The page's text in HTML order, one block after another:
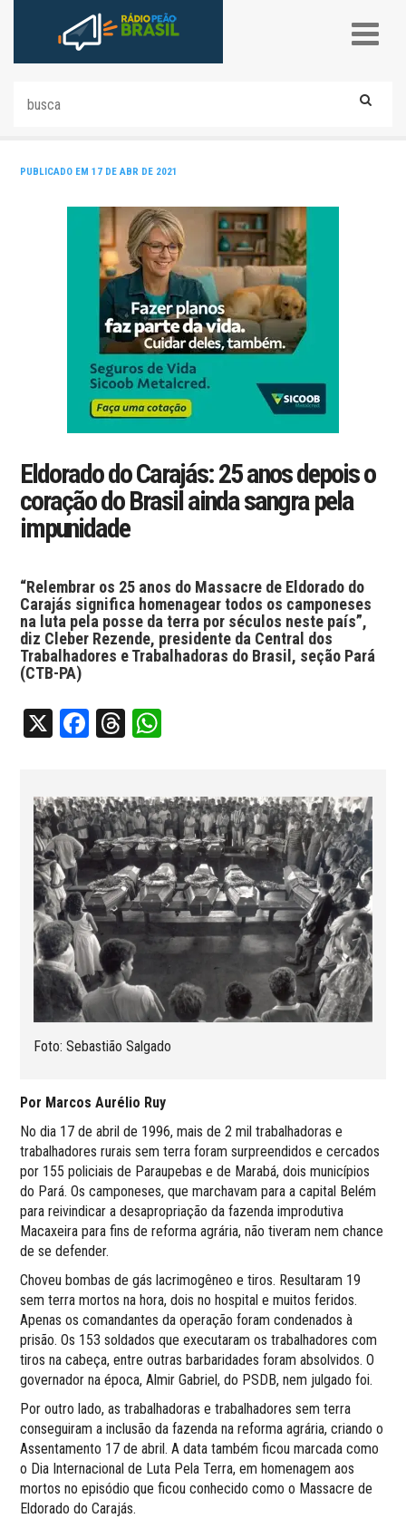
PUBLICADO EM 17 DE ABR DE 2021
Eldorado do Carajás: 25 anos depois o
coração do Brasil ainda sangra pela
impunidade
“Relembrar os 25 anos do Massacre de Eldorado do
Carajás significa homenagear todos os camponeses
na luta pela posse da terra por séculos neste país”,
diz Cleber Rezende, presidente da Central dos
Trabalhadores e Trabalhadoras do Brasil, seção Pará
(CTB-PA)
X Facebook
Threads
Foto: Sebastião Salgado
Por Marcos Aurélio Ruy
No dia 17 de abril de 1996, mais de 2 mil trabalhadoras e
trabalhadores rurais sem terra foram surpreendidos e cercados
por 155 policiais de Paraupebas e de Marabá, dois municípios
do Pará. Os camponeses, que marchavam para a capital Belém
para reivindicar a desapropriação da fazenda improdutiva
Macaxeira para fins de reforma agrária, não tiveram nem chance
de se defender.
Choveu bombas de gás lacrimogêneo e tiros. Resultaram 19
sem terra mortos na hora, dois no hospital e muitos feridos.
Apenas os comandantes da operação foram condenados à
prisão. Os 153 soldados que executaram os trabalhadores com
tiros na cabeça, entre outras barbaridades foram absolvidos. O
governador na época, Almir Gabriel, do PSDB, nem julgado foi.
Por outro lado, as trabalhadoras e trabalhadores sem terra
conseguiram a inclusão da fazenda na reforma agrária, criando o
Assentamento 17 de abril. A data também ficou marcada como
o Dia Internacional de Luta Pela Terra, em homenagem aos
mortos no episódio que ficou conhecido como o Massacre de
Eldorado do Carajás.